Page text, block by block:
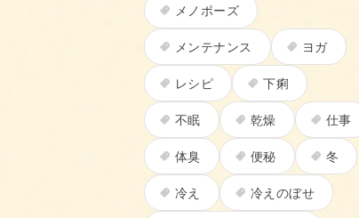
メノポーズ
メンテナンス ヨガ
レシピ 下痢
不眠 乾燥 仕事
体臭 便秘 冬
冷え 冷えのぼせ